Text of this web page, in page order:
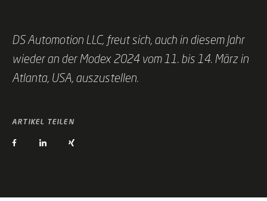
DS Automotion LLC, freut sich, auch in diesem Jahr
wieder an der Modex 2024 vom 11. bis 14. März in
Atlanta, USA, auszustellen.
ARTIKEL TEILEN